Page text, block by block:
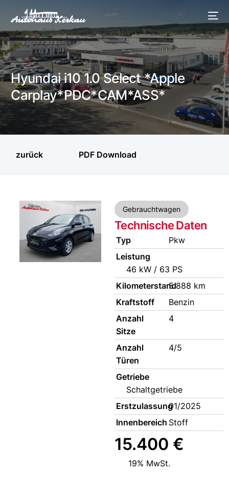
Hyundai i10 1.0 Select *Apple
Carplay*PDC*CAM*ASS*
zurück PDF Download
Gebrauchtwagen
Technische Daten
Typ
Pkw
Leistung
46 kW / 63 PS
Kilometerstand5.888 km
Kraftstoff
Benzin
Anzahl
Sitze
4
Anzahl
Türen
4/5
Getriebe
Schaltgetriebe
Erstzulassung01/2025
Innenbereich Stoff
15.400 €
19% MwSt.